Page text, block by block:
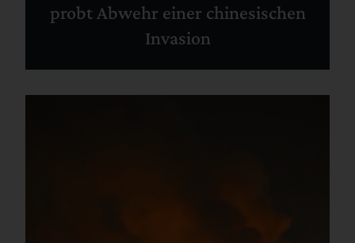
probt Abwehr einer chinesischen
Invasion